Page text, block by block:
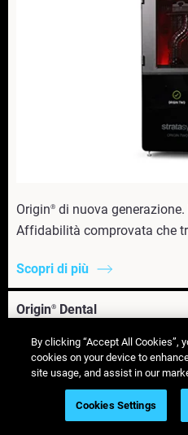
Origin® di nuova
Affidabilità comprovata che
Scopri di più
Origin® Dental
Accessori Origin®
Assistenza clienti
By clicking “Accept All Cookies”,
cookies on your device to
site usage, and assist in our
Cookies Settings